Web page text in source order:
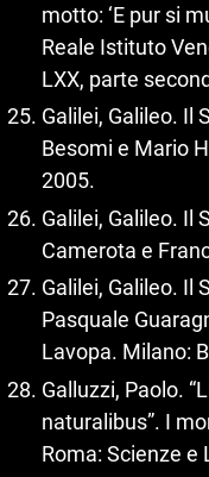
motto: ‘E pur si
Reale Istituto
LXX, parte
Galilei, Galileo. Il
Besomi e Mario
2005.
Galilei, Galileo. Il
Camerota e
Galilei, Galileo. Il
Pasquale
Lavopa. Milano:
Galluzzi, Paolo.
naturalibus”. I
Roma: Scienze e